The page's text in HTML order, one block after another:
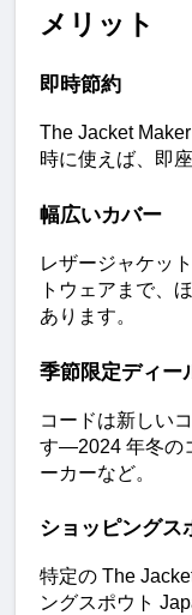
メリット
即時節約
The Jacket
時に使えば、即
幅広いカバー
レザージャケッ
トウェアまで、
あります。
季節限定ディー
コードは新しい
す—2024 年冬の
ーカーなど。
ショッピングス
特定の The
ングスポウト